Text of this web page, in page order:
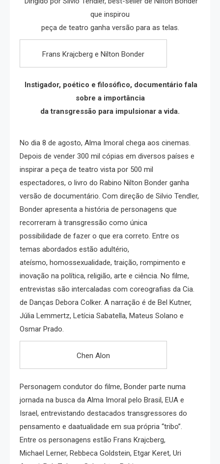
que inspirou
peça de teatro ganha versão para as telas.
Frans Krajcberg e Nilton Bonder
Instigador, poético e filosófico, documentário fala
sobre a importância
da transgressão para impulsionar a vida.
No dia 8 de agosto, Alma Imoral chega aos cinemas.
Depois de vender 300 mil cópias em diversos países e
inspirar a peça de teatro vista por 500 mil
espectadores, o livro do Rabino Nilton Bonder ganha
versão de documentário. Com direção de Silvio Tendler,
Bonder apresenta a história de personagens que
recorreram à transgressão como única
possibilidade de fazer o que era correto. Entre os
temas abordados estão adultério,
ateísmo, homossexualidade, traição, rompimento e
inovação na política, religião, arte e ciência. No filme,
entrevistas são intercaladas com coreografias da Cia.
de Danças Debora Colker. A narração é de Bel Kutner,
Júlia Lemmertz, Letícia Sabatella, Mateus Solano e
Osmar Prado.
Chen Alon
Personagem condutor do filme, Bonder parte numa
jornada na busca da Alma Imoral pelo Brasil, EUA e
Israel, entrevistando destacados transgressores do
pensamento e daatualidade em sua própria “tribo”.
Entre os personagens estão Frans Krajcberg,
Michael Lerner, Rebbeca Goldstein, Etgar Keret, Uri